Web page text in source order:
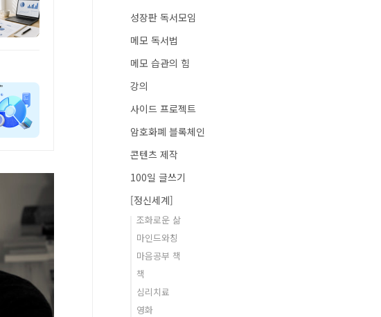
성장판 독서모임
메모 독서법
메모 습관의 힘
강의
사이드 프로젝트
암호화폐 블록체인
콘텐츠 제작
100일 글쓰기
[정신세계]
조화로운 삶
마인드와칭
마음공부 책
책
심리치료
영화